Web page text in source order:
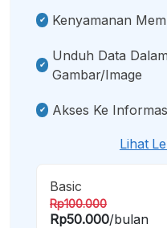
Kenyamanan
Unduh Data
Gambar/image
Akses Ke
Lihat
Basic
Rp100.000
Rp50.000/bulan